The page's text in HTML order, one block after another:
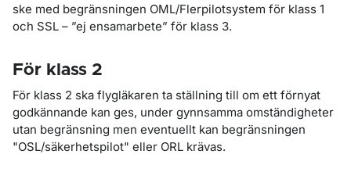
ske med begränsningen OML/Flerpilotsystem för klass 1
och SSL – ”ej ensamarbete” för klass 3.
För klass 2
För klass 2 ska flygläkaren ta ställning till om ett förnyat
godkännande kan ges, under gynnsamma omständigheter
utan begränsning men eventuellt kan begränsningen
"OSL/säkerhetspilot" eller ORL krävas.